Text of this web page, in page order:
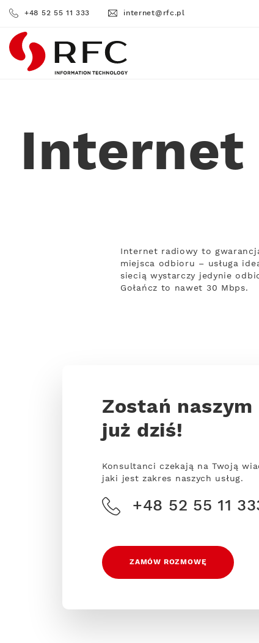
+48 52 55 11 333 internet@rfc.pl
RFC
Internet
Internet radiowy to
miejsca odbioru – usługa
siecią wystarczy jedynie
Gołańcz to nawet 30 Mbps.
Zostań
już dziś!
Konsultanci czekają na Twoją
jaki jest zakres naszych usług.
+48 52 55 11
ZAMÓW ROZMOWĘ